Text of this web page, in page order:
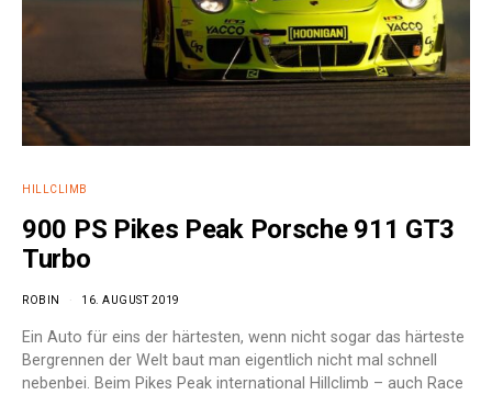
HILLCLIMB
900 PS Pikes Peak Porsche 911 GT3
Turbo
ROBIN 16. AUGUST 2019
Ein Auto für eins der härtesten, wenn nicht sogar das härteste
Bergrennen der Welt baut man eigentlich nicht mal schnell
nebenbei. Beim Pikes Peak international Hillclimb – auch Race